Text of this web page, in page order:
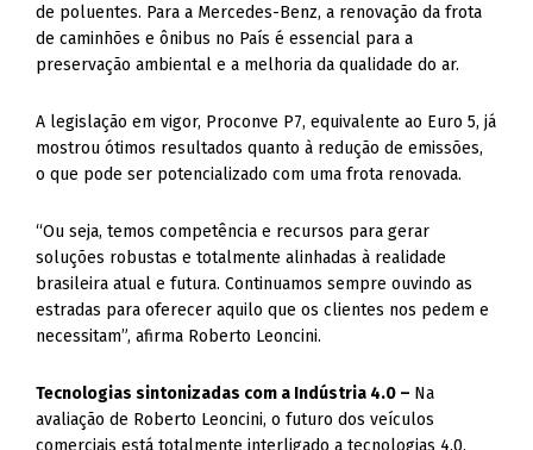
de poluentes. Para a Mercedes-Benz, a renovação da frota
de caminhões e ônibus no País é essencial para a
preservação ambiental e a melhoria da qualidade do ar.
A legislação em vigor, Proconve P7, equivalente ao Euro 5, já
mostrou ótimos resultados quanto à redução de emissões,
o que pode ser potencializado com uma frota renovada.
“Ou seja, temos competência e recursos para gerar
soluções robustas e totalmente alinhadas à realidade
brasileira atual e futura. Continuamos sempre ouvindo as
estradas para oferecer aquilo que os clientes nos pedem e
necessitam”, afirma Roberto Leoncini.
Tecnologias sintonizadas com a Indústria 4.0 – Na
avaliação de Roberto Leoncini, o futuro dos veículos
comerciais está totalmente interligado a tecnologias 4.0,